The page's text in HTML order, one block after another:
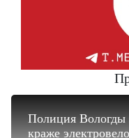
Полиция Вологды
краже